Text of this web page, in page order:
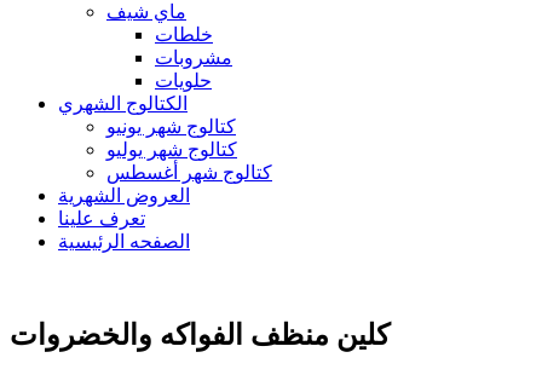
ماي شيف
خلطات
مشروبات
حلويات
الكتالوج الشهري
كتالوج شهر يونيو
كتالوج شهر يوليو
كتالوج شهر أغسطس
العروض الشهرية
تعرف علينا
الصفحه الرئيسية
كلين منظف الفواكه والخضروات